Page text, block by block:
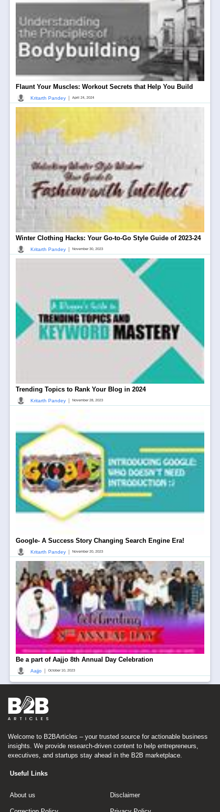
Flaunt Your Muscles: Workout Secrets that Help You Build
Kritarth Pandey April 24, 2024
Winter Clothing Hacks: Your Go-to-Go Style Guide of 2023-24
Kritarth Pandey November 30, 2023
Trending Topics to Rank Your Blog in 2024
Kritarth Pandey November 28, 2023
Google- A Success Story Changing Search Engine Era!
Kritarth Pandey November 20, 2023
Be a part of Aajjo 8th Annual Day Celebration
Aajjo | October 10, 2023
Welcome to B2BArticles – your trusted source for actionable business
insights. We provide research-driven content to help entrepreneurs,
executives, and startups stay ahead in the B2B marketplace.
Useful Links
About us Disclaimer